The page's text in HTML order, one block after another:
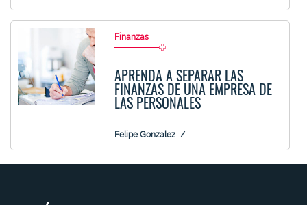
Finanzas
APRENDA A SEPARAR LAS
FINANZAS DE UNA EMPRESA DE
LAS PERSONALES
Felipe Gonzalez